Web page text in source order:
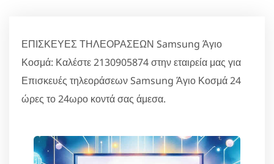
ΕΠΙΣΚΕΥΕΣ ΤΗΛΕΟΡΑΣΕΩΝ Samsung Άγιο
Κοσμά: Καλέστε 2130905874 στην εταιρεία μας για
Επισκευές τηλεοράσεων Samsung Άγιο Κοσμά 24
ώρες το 24ωρο κοντά σας άμεσα.